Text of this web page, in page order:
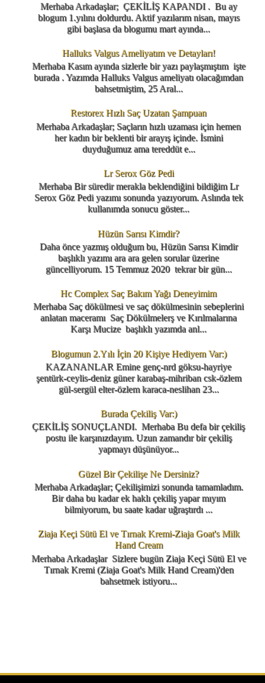
Merhaba Arkadaşlar; ÇEKİLİŞ KAPANDI . Bu ay
blogum 1.yılını doldurdu. Aktif yazılarım nisan, mayıs
gibi başlasa da blogumu mart ayında...
Halluks Valgus Ameliyatım ve Detayları!
Merhaba Kasım ayında sizlerle bir yazı paylaşmıştım işte
burada . Yazımda Halluks Valgus ameliyatı olacağımdan
bahsetmiştim, 25 Aral...
Restorex Hızlı Saç Uzatan Şampuan
Merhaba Arkadaşlar; Saçların hızlı uzaması için hemen
her kadın bir beklenti bir arayış içinde. İsmini
duyduğumuz ama tereddüt e...
Lr Serox Göz Pedi
Merhaba Bir süredir merakla beklendiğini bildiğim Lr
Serox Göz Pedi yazımı sonunda yazıyorum. Aslında tek
kullanımda sonucu göster...
Hüzün Sarısı Kimdir?
Daha önce yazmış olduğum bu, Hüzün Sarısı Kimdir
başlıklı yazımı ara ara gelen sorular üzerine
güncelliyorum. 15 Temmuz 2020 tekrar bir gün...
Hc Complex Saç Bakım Yağı Deneyimim
Merhaba Saç dökülmesi ve saç dökülmesinin sebeplerini
anlatan maceramı Saç Dökülmelerş ve Kırılmalarına
Karşı Mucize başlıklı yazımda anl...
Blogumun 2.Yılı İçin 20 Kişiye Hediyem Var:)
KAZANANLAR Emine genç-nrd göksu-hayriye
şentürk-ceylis-deniz güner karabaş-mihriban csk-özlem
gül-sergül elter-özlem karaca-neslihan 23...
Burada Çekiliş Var:)
ÇEKİLİŞ SONUÇLANDI. Merhaba Bu defa bir çekiliş
postu ile karşınızdayım. Uzun zamandır bir çekiliş
yapmayı düşünüyor...
Güzel Bir Çekilişe Ne Dersiniz?
Merhaba Arkadaşlar; Çekilişimizi sonunda tamamladım.
Bir daha bu kadar ek haklı çekiliş yapar mıyım
bilmiyorum, bu saate kadar uğraştırdı ...
Ziaja Keçi Sütü El ve Tırnak Kremi-Ziaja Goat's Milk
Hand Cream
Merhaba Arkadaşlar Sizlere bugün Ziaja Keçi Sütü El ve
Tırnak Kremi (Ziaja Goat's Milk Hand Cream)'den
bahsetmek istiyoru...